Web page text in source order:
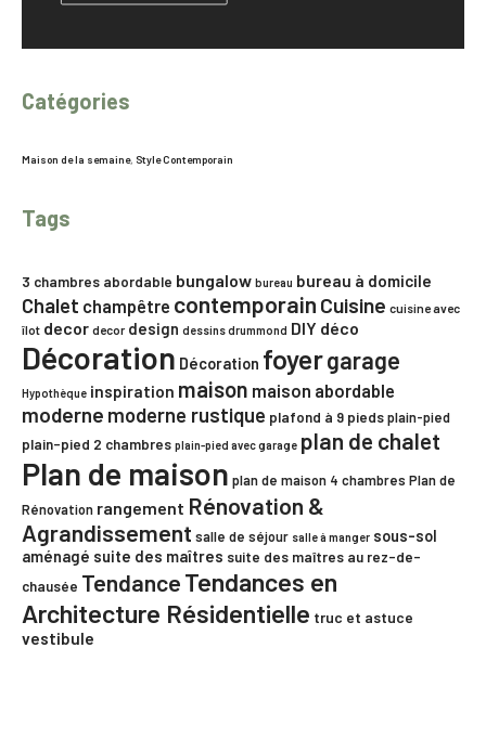
Catégories
Maison de la semaine, Style Contemporain
Tags
3 chambres abordable bungalow bureau bureau à domicile
Chalet champêtre contemporain Cuisine cuisine avec
îlot decor decor design dessins drummond DIY déco
Décoration Décoration foyergarage
Hypothèque inspiration maison maison abordable
moderne moderne rustique plafond à 9 piedsplain-pied
plain-pied 2 chambres plain-pied avec garage plan de chalet
Plan de maison plan de maison 4 chambres Plan de
Rénovation rangement Rénovation &
Agrandissement salle de séjour salle à manger sous-sol
aménagé suite des maîtres suite des maîtres au rez-de-
chausée Tendance Tendances en
Architecture Résidentielle truc et astuce
vestibule